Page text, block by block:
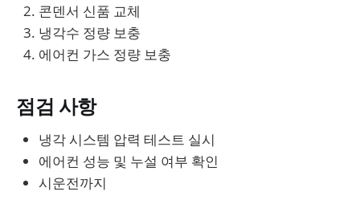
콘덴서 신품 교체
냉각수 정량 보충
에어컨 가스 정량 보충
점검 사항
냉각 시스템 압력 테스트 실시
에어컨 성능 및 누설 여부 확인
시운전까지